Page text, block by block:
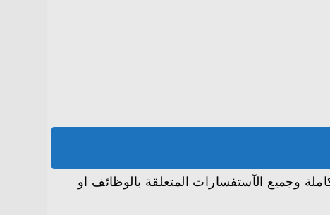
وجميع الآستفسارات المتعلقة بالوظائف او